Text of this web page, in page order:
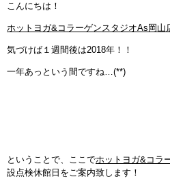
こんにちは！
ホットヨガ&コラーゲンスタジオAs岡山
気づけば１週間後は2018年！！
一年あっという間ですね…(**)
ということで、ここでホットヨガ&コラ
設点検休館日をご案内致します！